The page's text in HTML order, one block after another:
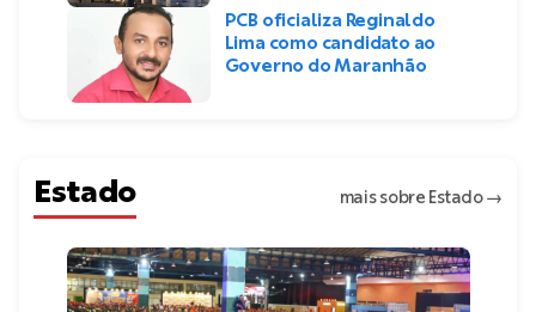
PCB oficializa Reginaldo
Lima como candidato ao
Governo do Maranhão
Estado mais sobre Estado→